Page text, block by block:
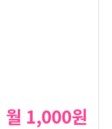
월 1,000원